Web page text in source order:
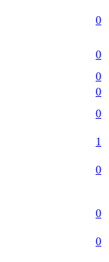
0
0
0
0
0
1
0
0
0